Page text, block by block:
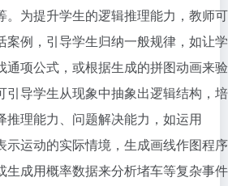
。为提升学生的逻辑推理能力，教师可
案例，引导学生归纳一般规律，如让学
通项公式，或根据生成的拼图动画来验
引导学生从现象中抽象出逻辑结构，培
推理能力、问题解决能力，如运用
示运动的实际情境，生成画线作图程序
生成用概率数据来分析堵车等复杂事件